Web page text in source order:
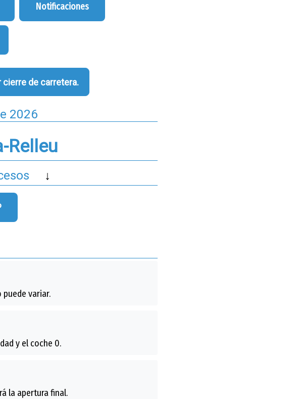
Notificaciones
de carretera.
2026
Relleu
↓
variar.
y el coche 0.
la apertura final.